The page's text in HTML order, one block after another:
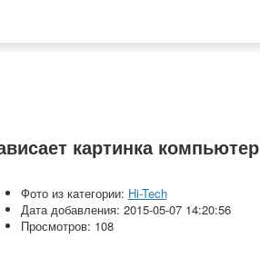
картинка компьютер
Фото из категории: Hi-Tech
Дата добавления: 2015-05-07 14:20:56
Просмотров: 108